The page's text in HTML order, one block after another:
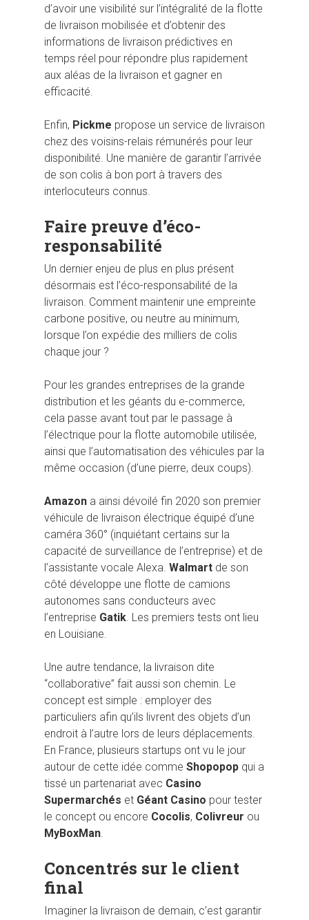
d’avoir une visibilité sur l’intégralité de la flotte
de livraison mobilisée et d’obtenir des
informations de livraison prédictives en
temps réel pour répondre plus rapidement
aux aléas de la livraison et gagner en
efficacité.
Enfin, Pickme propose un service de livraison
chez des voisins-relais rémunérés pour leur
disponibilité. Une manière de garantir l’arrivée
de son colis à bon port à travers des
interlocuteurs connus.
Faire preuve d’éco-
responsabilité
Un dernier enjeu de plus en plus présent
désormais est l’éco-responsabilité de la
livraison. Comment maintenir une empreinte
carbone positive, ou neutre au minimum,
lorsque l’on expédie des milliers de colis
chaque jour ?
Pour les grandes entreprises de la grande
distribution et les géants du e-commerce,
cela passe avant tout par le passage à
l’électrique pour la flotte automobile utilisée,
ainsi que l’automatisation des véhicules par la
même occasion (d’une pierre, deux coups).
Amazon a ainsi dévoilé fin 2020 son premier
véhicule de livraison électrique équipé d’une
caméra 360° (inquiétant certains sur la
capacité de surveillance de l’entreprise) et de
l’assistante vocale Alexa. Walmart de son
côté développe une flotte de camions
autonomes sans conducteurs avec
l’entreprise Gatik. Les premiers tests ont lieu
en Louisiane.
Une autre tendance, la livraison dite
“collaborative” fait aussi son chemin. Le
concept est simple : employer des
particuliers afin qu’ils livrent des objets d’un
endroit à l’autre lors de leurs déplacements.
En France, plusieurs startups ont vu le jour
autour de cette idée comme Shopopop qui a
tissé un partenariat avec Casino
Supermarchés et Géant Casino pour tester
le concept ou encore Cocolis, Colivreur ou
MyBoxMan.
Concentrés sur le client
final
Imaginer la livraison de demain, c’est garantir